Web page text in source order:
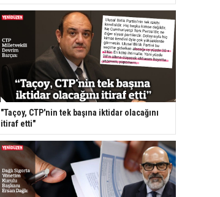
"Taçoy, CTP'nin tek başına iktidar olacağını
itiraf etti"